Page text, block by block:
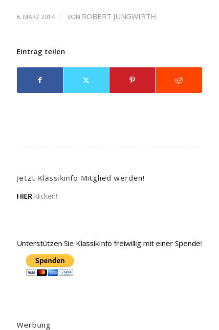
6. MÄRZ 2014 / VON ROBERT JUNGWIRTH
Eintrag teilen
Jetzt Klassikinfo Mitglied werden!
HIER klicken!
Unterstützen Sie KlassikInfo freiwillig mit einer Spende!
Werbung